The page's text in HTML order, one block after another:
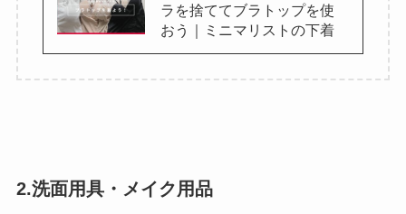
ラを捨ててブラトップを使
おう｜ミニマリストの下着
2.洗面用具・メイク用品